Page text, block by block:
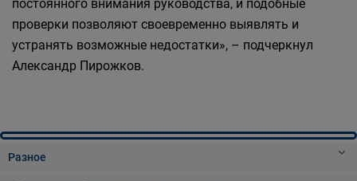
постоянного внимания руководства, и подобные
проверки позволяют своевременно выявлять и
устранять возможные недостатки», – подчеркнул
Александр Пирожков.
Разное